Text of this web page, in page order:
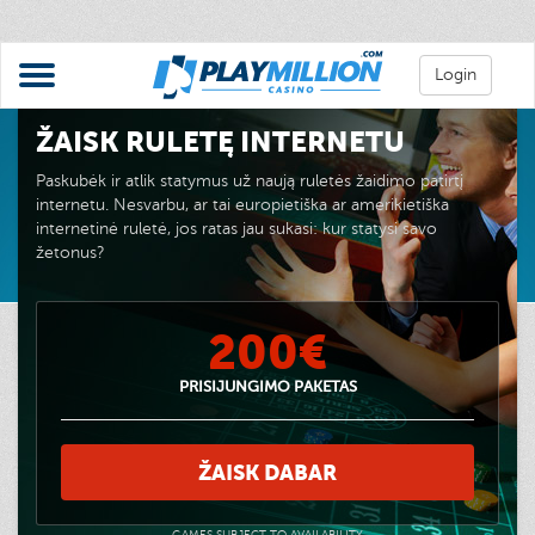
Login
ŽAISK RULETĘ INTERNETU
Paskubėk ir atlik statymus už naują ruletės žaidimo patirtį
internetu. Nesvarbu, ar tai europietiška ar amerikietiška
internetinė ruletė, jos ratas jau sukasi: kur statysi savo
žetonus?
200€
PRISIJUNGIMO PAKETAS
ŽAISK DABAR